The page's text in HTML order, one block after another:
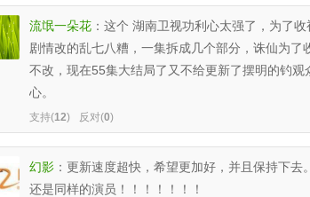
流氓一朵花 ： 这个 湖南卫视功利心太强了，为了
剧情改的乱七八糟，一集拆成几个部分，诛仙为
不改，现在55集大结局了又不给更新了摆明的钓
心。
支持(12) 反对(0)
幻影 ： 更新速度超快，希望更加好，并且保持下去
还是同样的演员！！！！！！！